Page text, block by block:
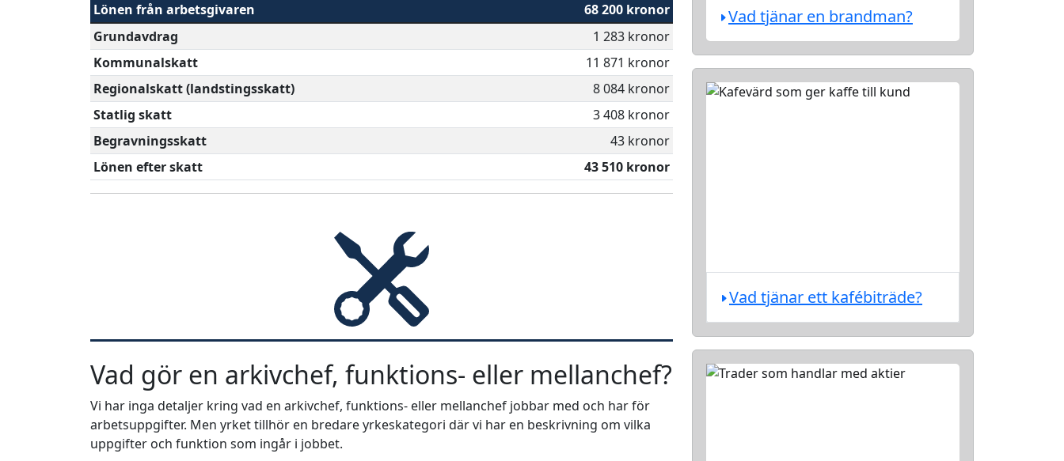
Lönen från arbetsgivaren
68 200 kronor
Grundavdrag
1 283 kronor
Kommunalskatt
11 871 kronor
Regionalskatt (landstingsskatt)
8 084 kronor
Statlig skatt
3 408 kronor
Begravningsskatt
43 kronor
Lönen efter skatt
43 510 kronor
Vad gör en arkivchef, funktions- eller mellanchef?
Vi har inga detaljer kring vad en arkivchef, funktions- eller mellanchef jobbar med och har för
arbetsuppgifter. Men yrket tillhör en bredare yrkeskategori där vi har en beskrivning om vilka
uppgifter och funktion som ingår i jobbet.
Vad tjänar en brandman?
Vad tjänar ett kafébiträde?